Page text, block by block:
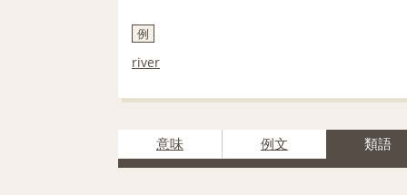
例
river
意味 例文 類語